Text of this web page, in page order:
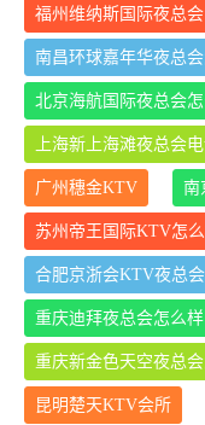
福州维纳斯国际夜总会
南昌环球嘉年华夜总
北京海航国际夜总会
上海新上海滩夜总会
广州穗金KTV 南
苏州帝王国际KTV怎
合肥京浙会KTV夜总
重庆迪拜夜总会怎么样
重庆新金色天空夜总
昆明楚天KTV会所